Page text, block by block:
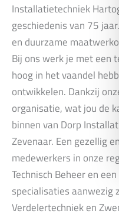
Installatietechniek
geschiedenis van 75
en duurzame
Bij ons werk je met een
hoog in het vaandel
ontwikkelen. Dankzij
organisatie, wat jou de
binnen van Dorp
Zevenaar. Een gezellig
medewerkers in onze
Technisch Beheer en
specialisaties aanwezig
Verdelertechniek en